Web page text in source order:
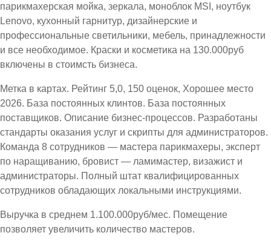
парикмахерская мойка, зеркала, моноблок MSI, ноутбук
Lenovo, кухонный гарнитур, дизайнерские и
профессиональные светильники, мебель, принадлежности
и все необходимое. Краски и косметика на 130.000руб
включены в стоимсть бизнеса.
Метка в картах. Рейтинг 5,0, 150 оценок, Хорошее место
2026. База постоянных клинтов. База постоянных
поставщиков. Описание бизнес-процессов. Разработаны
стандарты оказания услуг и скрипты для администраторов.
Команда 8 сотрудников — мастера парикмахеры, эксперт
по наращиванию, бровист — ламимастер, визажист и
администраторы. Полный штат квалифицированных
сотрудников обладающих локальными инструкциями.
Выручка в среднем 1.100.000руб/мес. Помещение
позволяет увеличить количество мастеров.